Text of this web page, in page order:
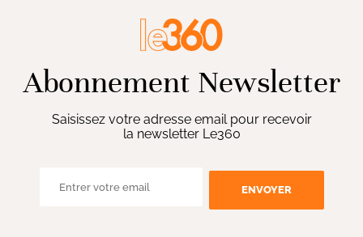
Abonnement Newsletter
Saisissez votre adresse email pour recevoir
la newsletter Le360
ENVOYER